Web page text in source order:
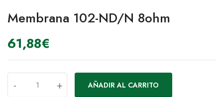
Membrana 102-ND/N 8ohm
61,88€
- + AÑADIR AL CARRITO